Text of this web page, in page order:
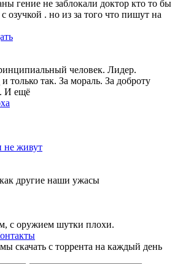
гение не заблокали доктор кто то бы
озучкой . но из за того что пишут на
человек. Лидер.
только так. За мораль. За доброту
И ещё
не живут
другие наши ужасы
с оружием шутки плохи.
скачать с торрента на каждый день